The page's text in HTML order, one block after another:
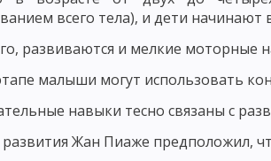
БЕСЕДА МЕТОДЫ ПЕДАГОГИЧЕСКОГО
ПРАВИЛА ФОРМУЛИРОВКИ ВОПРОСОВ
ВИДЫ ТЕСТОВ В ПЕДАГОГИКЕ
всего тела), и дети
развиваются и мелкие моторные
малыши могут использовать
навыки тесно связаны с
развития Жан Пиаже предположил,